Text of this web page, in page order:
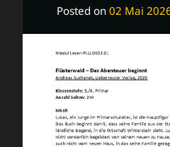
Posted on 02 Mai